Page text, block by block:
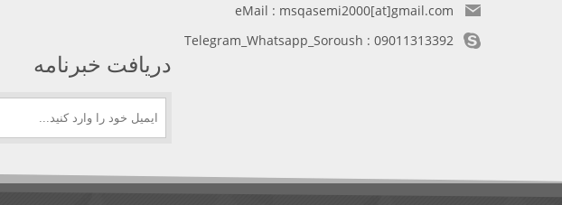
eMail : msqasemi2000[at]gmail.com
Telegram_Whatsapp_Soroush : 09011313392
دریافت خبرنامه